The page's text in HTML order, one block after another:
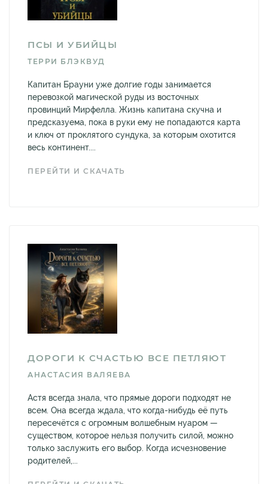
ПСЫ И УБИЙЦЫ
ТЕРРИ БЛЭКВУД
Капитан Брауни уже долгие годы занимается
перевозкой магической руды из восточных
провинций Мирфелла. Жизнь капитана скучна и
предсказуема, пока в руки ему не попадаются карта
и ключ от проклятого сундука, за которым охотится
весь континент....
ПЕРЕЙТИ И СКАЧАТЬ
ДОРОГИ К СЧАСТЬЮ ВСЕ ПЕТЛЯЮТ
АНАСТАСИЯ ВАЛЯЕВА
Астя всегда знала, что прямые дороги подходят не
всем. Она всегда ждала, что когда-нибудь её путь
пересечётся с огромным волшебным нуаром —
существом, которое нельзя получить силой, можно
только заслужить его выбор. Когда исчезновение
родителей,...